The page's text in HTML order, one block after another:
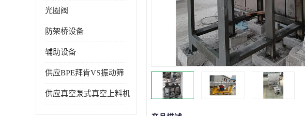
光圈阀
防架桥设备
辅助设备
供应BPE拜肯VS振动筛
供应真空泵式真空上料机